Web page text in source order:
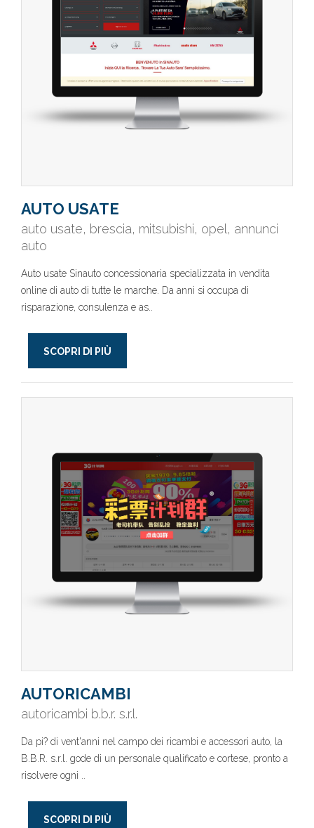
AUTO USATE
auto usate, brescia, mitsubishi, opel, annunci
auto
Auto usate Sinauto concessionaria specializzata in vendita
online di auto di tutte le marche. Da anni si occupa di
risparazione, consulenza e as..
SCOPRI DI PIÙ
AUTORICAMBI
autoricambi b.b.r. s.r.l.
Da pi? di vent'anni nel campo dei ricambi e accessori auto, la
B.B.R. s.r.l. gode di un personale qualificato e cortese, pronto a
risolvere ogni ..
SCOPRI DI PIÙ